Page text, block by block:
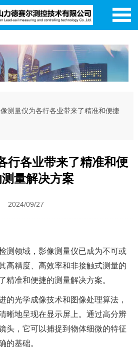

测量仪为各行各业带来了精准和便捷
行各业带来了精准和便
量解决方案
2024/09/27
测领域，影像测量仪已成为不可或
高精度、高效率和非接触式测量的
精准和便捷的测量解决方案。
光学成像技术和图像处理算法，
晰地呈现在显示屏上。通过高分辨
头，它可以捕捉到物体细微的特征
的基础。